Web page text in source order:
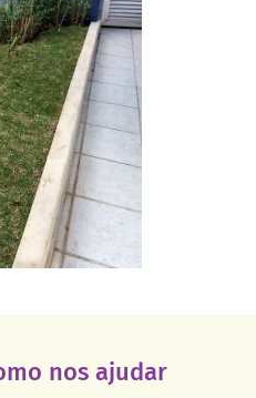
nos ajudar